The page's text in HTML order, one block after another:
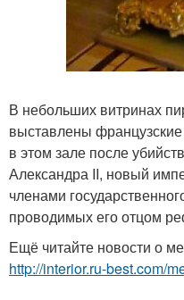
В небольших витринах
выставлены
в этом зале после
Александра II, новый
членами
проводимых его отцом
Ещё читайте новости о
http://interior.ru-best.com/